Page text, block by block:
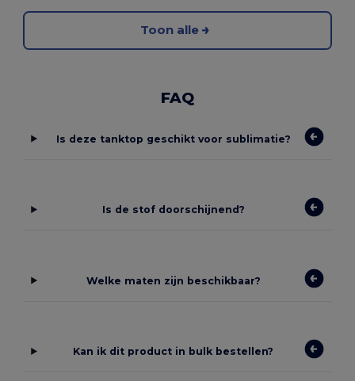
Toon alle
FAQ
Is deze tanktop geschikt voor sublimatie?
Is de stof doorschijnend?
Welke maten zijn beschikbaar?
Kan ik dit product in bulk bestellen?